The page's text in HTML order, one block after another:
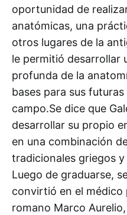
oportunidad de
anatómicas, una
otros lugares de la
le permitió desarrollar
profunda de la
bases para sus
campo.Se dice que
desarrollar su propio
en una combinación
tradicionales griegos
Luego de graduarse,
convirtió en el médico
romano Marco